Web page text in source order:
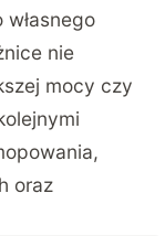
nie
mocy czy
oraz